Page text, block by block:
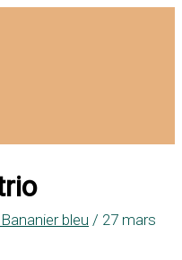
bleu / 27 mars